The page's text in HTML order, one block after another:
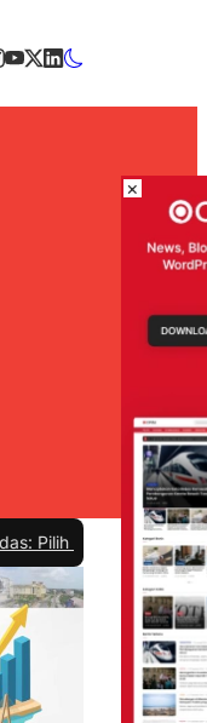
dengan Bijak dan
×